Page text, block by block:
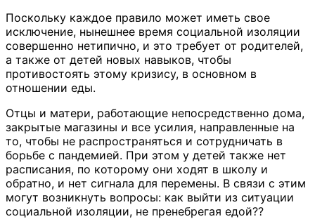
Поскольку каждое правило может иметь свое
исключение, нынешнее время социальной изоляции
совершенно нетипично, и это требует от родителей,
а также от детей новых навыков, чтобы
противостоять этому кризису, в основном в
отношении еды.
Отцы и матери, работающие непосредственно дома,
закрытые магазины и все усилия, направленные на
то, чтобы не распространяться и сотрудничать в
борьбе с пандемией. При этом у детей также нет
расписания, по которому они ходят в школу и
обратно, и нет сигнала для перемены. В связи с этим
могут возникнуть вопросы: как выйти из ситуации
социальной изоляции, не пренебрегая едой??